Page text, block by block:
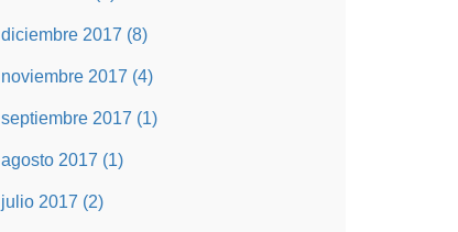
diciembre 2017 (8)
noviembre 2017 (4)
septiembre 2017 (1)
agosto 2017 (1)
julio 2017 (2)